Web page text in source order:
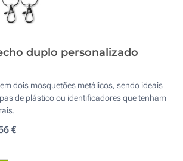
duplo personalizado
dois mosquetões metálicos, sendo ideais
de plástico ou identificadores que tenham
€